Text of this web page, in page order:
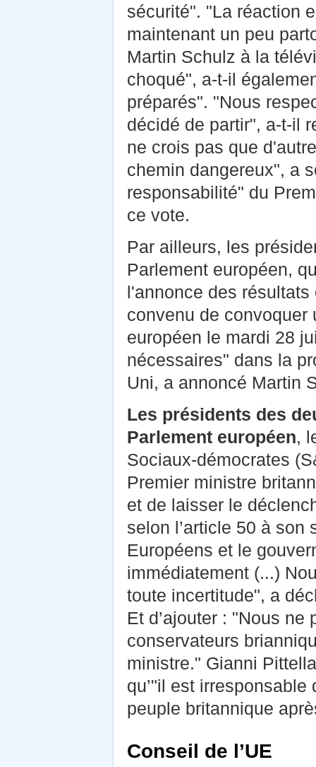
sécurité". "La réaction
maintenant un peu
Martin Schulz à la
choqué", a-t-il
préparés". "Nous
décidé de partir", a-t-il
ne crois pas que
chemin dangereux", a
responsabilité" du
ce vote.
Par ailleurs, les
Parlement européen,
l'annonce des
convenu de convoquer
européen le mardi 28
nécessaires" dans la
Uni, a annoncé Martin
Les présidents des
Parlement européen,
Sociaux-démocrates
Premier ministre
et de laisser le
selon l’article 50 à
Européens et le
immédiatement (...)
toute incertitude", a
Et d’ajouter : "Nous
conservateurs
ministre." Gianni
qu’"il est
peuple britannique
Conseil de l’UE